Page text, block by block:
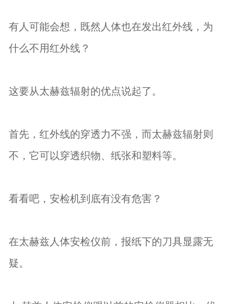
有人可能会想，既然人体也在发出红外线，为
什么不用红外线？
这要从太赫兹辐射的优点说起了。
首先，红外线的穿透力不强，而太赫兹辐射则
不，它可以穿透织物、纸张和塑料等。
看看吧，安检机到底有没有危害？
在太赫兹人体安检仪前，报纸下的刀具显露无
疑。